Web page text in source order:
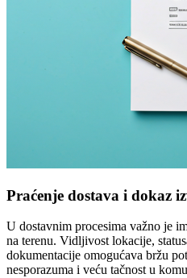
Praćenje dostava i dokaz
U dostavnim procesima važno je
na terenu. Vidljivost lokacije,
dokumentacije omogućava bržu
nesporazuma i veću tačnost u